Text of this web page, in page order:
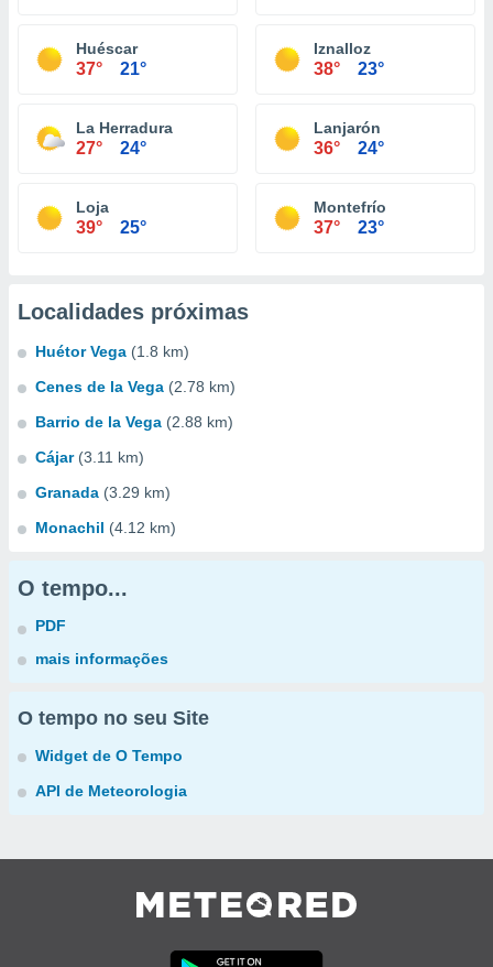
Huéscar
37° 21°
Iznalloz
38° 23°
La Herradura
27° 24°
Lanjarón
36° 24°
Loja
39° 25°
Montefrío
37° 23°
Localidades próximas
Huétor Vega (1.8 km)
Cenes de la Vega (2.78 km)
Barrio de la Vega (2.88 km)
Cájar (3.11 km)
Granada (3.29 km)
Monachil (4.12 km)
O tempo...
PDF
mais informações
O tempo no seu Site
Widget de O Tempo
API de Meteorologia